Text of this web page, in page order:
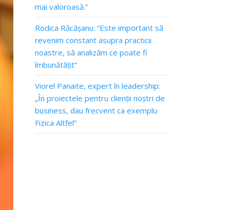
mai valoroasă.”
Rodica Răcășanu: ”Este important să
revenim constant asupra practicii
noastre, să analizăm ce poate fi
îmbunătățit”
Viorel Panaite, expert în leadership:
„În proiectele pentru clienții noștri de
business, dau frecvent ca exemplu
Fizica Altfel”